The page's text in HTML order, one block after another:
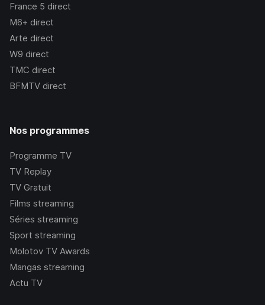
France 5 direct
M6+ direct
Arte direct
W9 direct
TMC direct
BFMTV direct
Nos programmes
Programme TV
TV Replay
TV Gratuit
Films streaming
Séries streaming
Sport streaming
Molotov TV Awards
Mangas streaming
Actu TV